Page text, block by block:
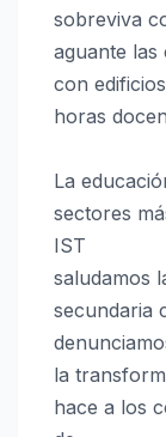
sobreviva
aguante las
con
horas
La
sectores
IST
saludamos
secundaria
la
hace a los